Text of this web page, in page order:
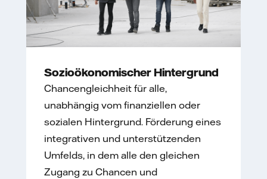
Sozioökonomischer Hintergrund
Chancengleichheit für alle,
unabhängig vom finanziellen oder
sozialen Hintergrund. Förderung eines
integrativen und unterstützenden
Umfelds, in dem alle den gleichen
Zugang zu Chancen und